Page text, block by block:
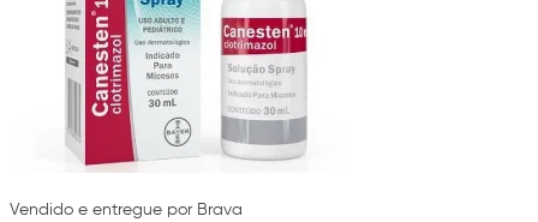
Vendido e entregue por Brava